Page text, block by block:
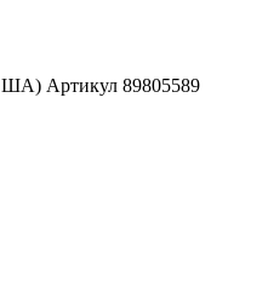
Артикул 89805589